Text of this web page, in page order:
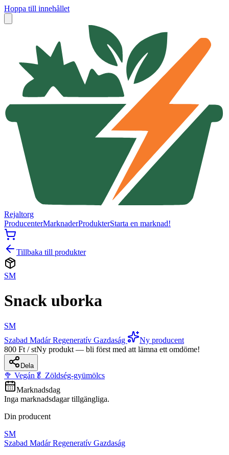
Hoppa till innehållet
Rejaltorg
ProducenterMarknaderProdukterStarta en marknad!
Tillbaka till produkter
SM
Snack uborka
SM
Szabad Madár Regeneratív Gazdaság
Ny producent
800 Ft / stNy produkt — bli först med att lämna ett omdöme!
Dela
🥦 Vegán 🥬 Zöldség-gyümölcs
Marknadsdag
Inga marknadsdagar tillgängliga.
Din producent
SM
Szabad Madár Regeneratív Gazdaság